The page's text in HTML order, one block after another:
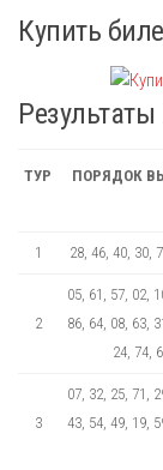
Купить
ТУР ПОРЯДОК
1 28, 46, 40, 30,
2
05, 61, 57, 02,
86, 64, 08, 63,
24, 74,
3
07, 32, 25, 71,
43, 54, 49, 19,